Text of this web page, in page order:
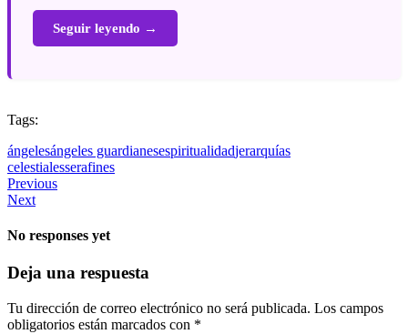
Seguir leyendo →
Tags:
ángelesángeles guardianesespiritualidadjerarquías
celestialesserafines
Previous
Next
No responses yet
Deja una respuesta
Tu dirección de correo electrónico no será publicada. Los campos
obligatorios están marcados con *